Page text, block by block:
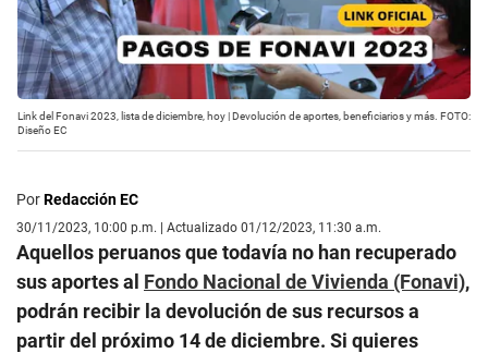
Link del Fonavi 2023, lista de diciembre, hoy | Devolución de aportes, beneficiarios y más. FOTO:
Diseño EC
PorRedacción EC
30/11/2023, 10:00 p.m. | Actualizado 01/12/2023, 11:30 a.m.
Aquellos peruanos que todavía no han recuperado
sus aportes al Fondo Nacional de Vivienda (Fonavi),
podrán recibir la devolución de sus recursos a
partir del próximo 14 de diciembre. Si quieres